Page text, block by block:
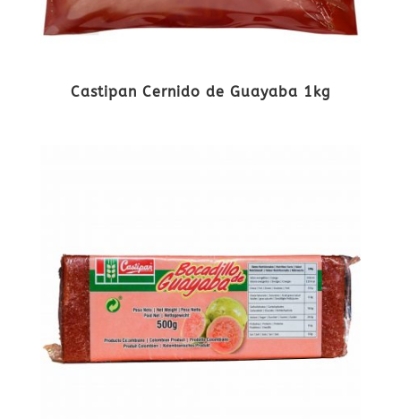
Castipan Cernido de Guayaba 1kg